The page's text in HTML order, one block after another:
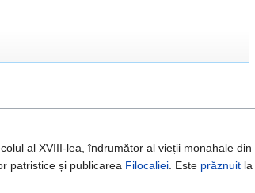
al XVIII-lea, îndrumător al vieții monahale
patristice și publicarea Filocaliei . Este prăznuit la